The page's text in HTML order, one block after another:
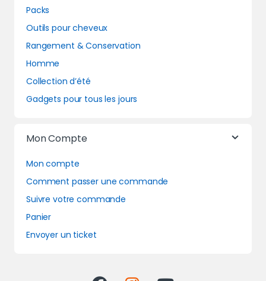
Packs
Outils pour cheveux
Rangement & Conservation
Homme
Collection d’été
Gadgets pour tous les jours
Mon Compte
Mon compte
Comment passer une commande
Suivre votre commande
Panier
Envoyer un ticket